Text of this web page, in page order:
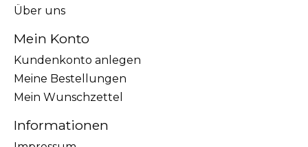
Über uns
Mein Konto
Kundenkonto anlegen
Meine Bestellungen
Mein Wunschzettel
Informationen